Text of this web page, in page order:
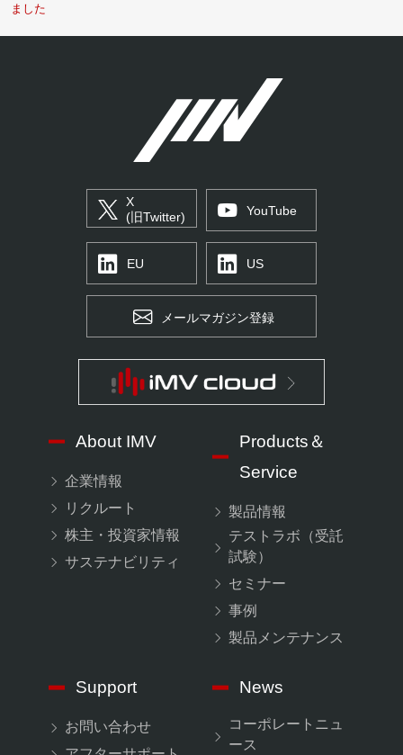
ました
X
(旧Twitter)
YouTube
EU US
メールマガジン登録
About IMV
企業情報
リクルート
株主・投資家情報
サステナビリティ
Products＆
Service
製品情報
テストラボ（受託
試験）
セミナー
事例
製品メンテナンス
Support
お問い合わせ
News
コーポレートニュ
ース